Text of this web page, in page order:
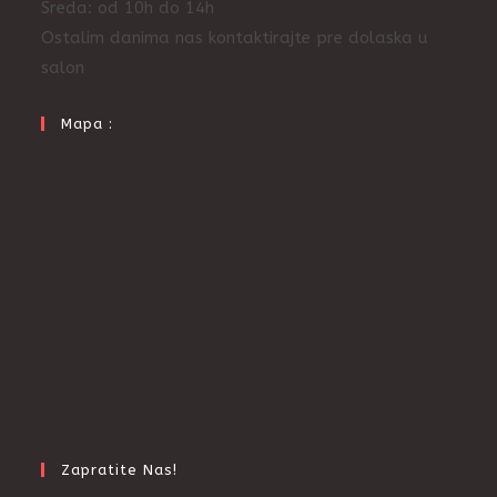
Sreda: od 10h do 14h
Ostalim danima nas kontaktirajte pre dolaska u
salon
Mapa :
Zapratite Nas!